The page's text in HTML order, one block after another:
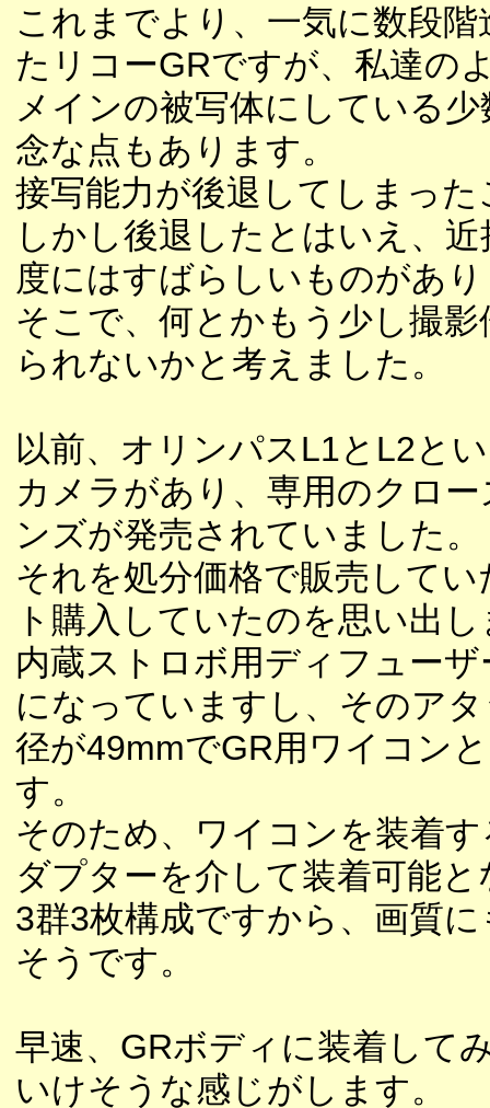
これまでより、一気に数段階
たリコーGRですが、私達の
メインの被写体にしている
念な点もあります。
接写能力が後退してしまっ
しかし後退したとはいえ、
度にはすばらしいものがあ
そこで、何とかもう少し撮
られないかと考えました。
以前、オリンパスL1とL2と
カメラがあり、専用のクロ
ンズが発売されていました。
それを処分価格で販売して
ト購入していたのを思い出
内蔵ストロボ用ディフュー
になっていますし、そのア
径が49mmでGR用ワイコン
す。
そのため、ワイコンを装着
ダプターを介して装着可能
3群3枚構成ですから、画質
そうです。
早速、GRボディに装着して
いけそうな感じがします。